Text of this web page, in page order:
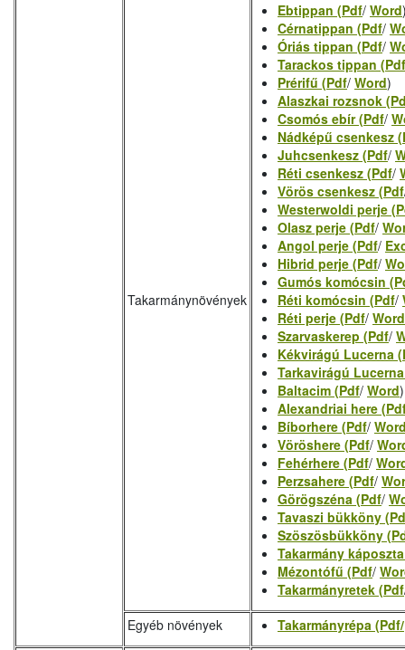
Takarmánynövények
Ebtippan (Pdf/ Word
Cérnatippan (Pdf/
Óriás tippan (Pdf/
Tarackos tippan (Pdf
Prérifű (Pdf/ Word)
Alaszkai rozsnok
Csomós ebír (Pdf/
Nádképű csenkesz
Juhcsenkesz (Pdf/
Réti csenkesz (Pdf/
Vörös csenkesz (Pdf
Westerwoldi perje
Olasz perje (Pdf/
Angol perje (Pdf/
Hibrid perje (Pdf/
Gumós komócsin
Réti komócsin (Pdf/
Réti perje (Pdf/ Word
Szarvaskerep (Pdf/
Kékvirágú Lucerna
Tarkavirágú
Baltacim (Pdf/ Word)
Alexandriai here
Bíborhere (Pdf/
Vöröshere (Pdf/
Fehérhere (Pdf/
Perzsahere (Pdf/
Görögszéna (Pdf/
Tavaszi bükköny
Szöszösbükköny
Takarmány
Mézontófű (Pdf/
Takarmányretek (Pdf
Egyéb növények
Takarmányrépa (Pdf/